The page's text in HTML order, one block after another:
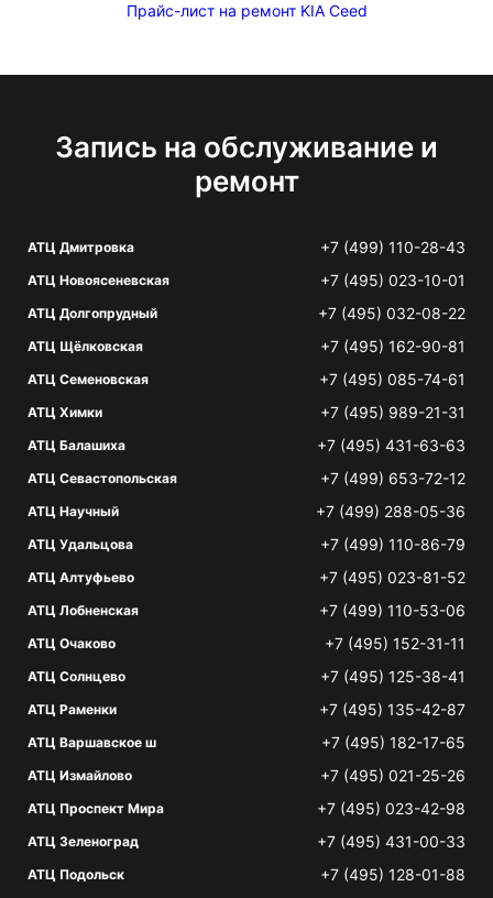
Прайс-лист на ремонт KIA Ceed
Запись на обслуживание и
ремонт
АТЦ Дмитровка +7 (499) 110-28-43
АТЦ Новоясеневская +7 (495) 023-10-01
АТЦ Долгопрудный +7 (495) 032-08-22
АТЦ Щёлковская +7 (495) 162-90-81
АТЦ Семеновская +7 (495) 085-74-61
АТЦ Химки +7 (495) 989-21-31
АТЦ Балашиха +7 (495) 431-63-63
АТЦ Севастопольская +7 (499) 653-72-12
АТЦ Научный +7 (499) 288-05-36
АТЦ Удальцова +7 (499) 110-86-79
АТЦ Алтуфьево +7 (495) 023-81-52
АТЦ Лобненская +7 (499) 110-53-06
АТЦ Очаково +7 (495) 152-31-11
АТЦ Солнцево +7 (495) 125-38-41
АТЦ Раменки +7 (495) 135-42-87
АТЦ Варшавское ш +7 (495) 182-17-65
АТЦ Измайлово +7 (495) 021-25-26
АТЦ Проспект Мира +7 (495) 023-42-98
АТЦ Зеленоград +7 (495) 431-00-33
АТЦ Подольск +7 (495) 128-01-88